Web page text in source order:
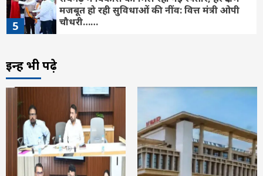
5
मजबूत हो रही सुविधाओं की नींव: वित्त मंत्री ओपी
चौधरी……
6
निदेशक और DGP को नोटिस जारी…
7
Feature छत्तीसगढ़ लेटेस्ट
CG-अवैध संबंध के शक ने लिया खूनी मोड़! पड़ोसन
के घर पति को देखकर बेकाबू हुई पत्नी, फिर जो
हुआ…
इन्हें भी पढ़े